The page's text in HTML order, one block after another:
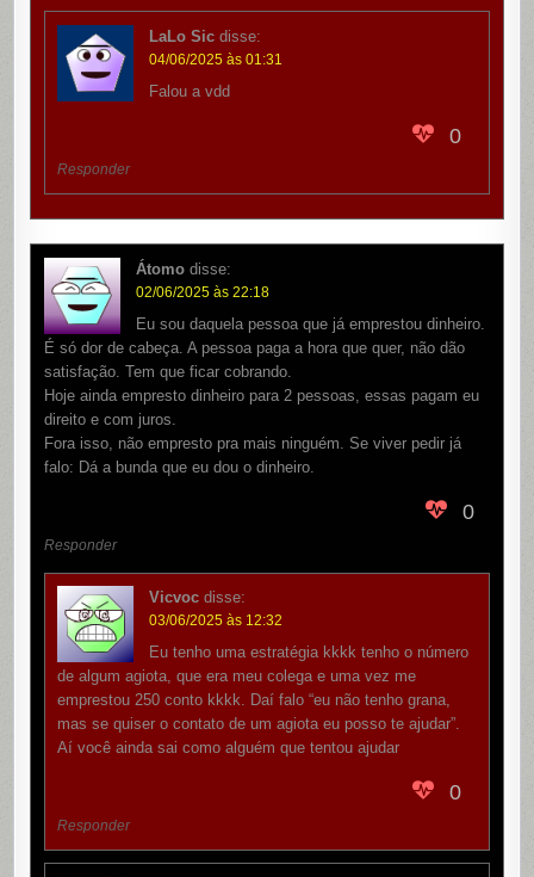
LaLo Sic disse:
04/06/2025 às 01:31
Falou a vdd
0
Responder
Átomo disse:
02/06/2025 às 22:18
Eu sou daquela pessoa que já emprestou dinheiro.
É só dor de cabeça. A pessoa paga a hora que quer, não dão
satisfação. Tem que ficar cobrando.
Hoje ainda empresto dinheiro para 2 pessoas, essas pagam eu
direito e com juros.
Fora isso, não empresto pra mais ninguém. Se viver pedir já
falo: Dá a bunda que eu dou o dinheiro.
0
Responder
Vicvoc disse:
03/06/2025 às 12:32
Eu tenho uma estratégia kkkk tenho o número
de algum agiota, que era meu colega e uma vez me
emprestou 250 conto kkkk. Daí falo “eu não tenho grana,
mas se quiser o contato de um agiota eu posso te ajudar”.
Aí você ainda sai como alguém que tentou ajudar
0
Responder